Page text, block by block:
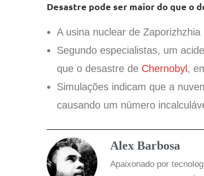
Desastre pode ser maior do que o
A usina nuclear de
Segundo especialistas, um
que o desastre de Chernobyl ,
Simulações indicam que a
causando um número
Alex Barbosa
Apaixonado por